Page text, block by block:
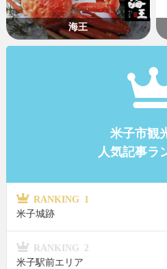
海王
米子市観
人気記事ラ
RANKING 1
米子城跡
RANKING 2
米子駅前エリア